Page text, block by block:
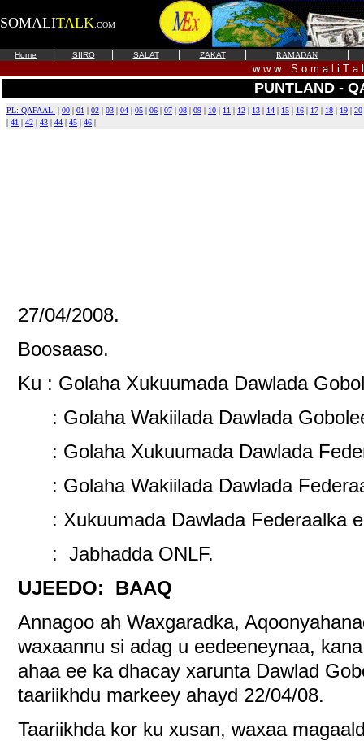
SOMALITALK .COM
Home SIIRO SALAT ZAKAT RAMADAN
w w w . S o m a l i T a
PUNTLAND -
PL: QAFAAL: | 00 | 01 | 02 | 03 | 04 | 05 | 06 | 07 | 08 | 09 | 10 | 11 | 12 | 13 | 14 | 15 | 16 | 17 | 18 | 19 | 20
| 41 | 42 | 43 | 44 | 45 | 46 |
27/04/2008.
Boosaaso.
Ku : Golaha Xukuumada Dawlada
: Golaha Wakiilada Dawlada
: Golaha Xukuumada Dawlada
: Golaha Wakiilada Dawlada
: Xukuumada Dawlada Federaalka
: Jabhadda ONLF.
UJEEDO: BAAQ
Annagoo ah Waxgaradka,
waxaannu si adag u eedeeneynaa,
ahaa ee ka dhacay xarunta Dawlad
taariikhdu markeey ahayd 22/04/08.
Taariikhda kor ku xusan, waxaa